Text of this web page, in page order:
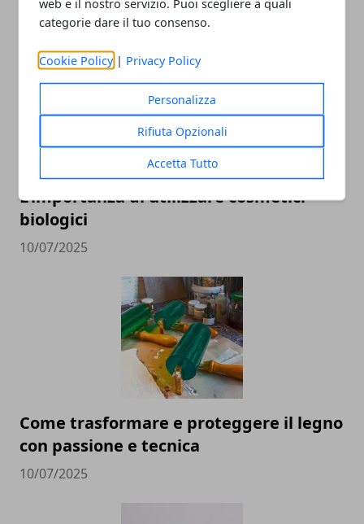
web e il nostro servizio. Puoi scegliere a quali
categorie dare il tuo consenso.
Cookie Policy | Privacy Policy
Personalizza
Rifiuta Opzionali
Accetta Tutto
ARTICOLI CORRELATI
L'importanza di utilizzare cosmetici
biologici
10/07/2025
Come trasformare e proteggere il legno
con passione e tecnica
10/07/2025